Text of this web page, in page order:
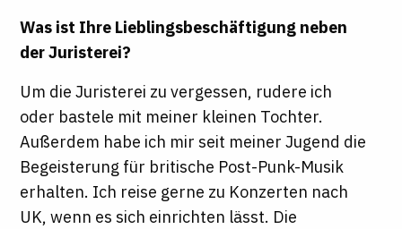
Was ist Ihre Lieblingsbeschäftigung neben
der Juristerei?
Um die Juristerei zu vergessen, rudere ich
oder bastele mit meiner kleinen Tochter.
Außerdem habe ich mir seit meiner Jugend die
Begeisterung für britische Post-Punk-Musik
erhalten. Ich reise gerne zu Konzerten nach
UK, wenn es sich einrichten lässt. Die